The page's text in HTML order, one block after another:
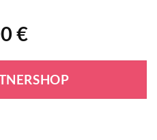
€
€Aktueller
ist:
205,00 €.